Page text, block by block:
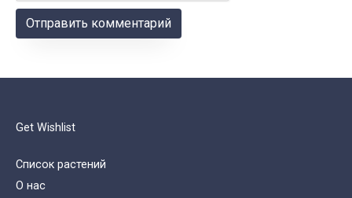
Get Wishlist
Список растений
О нас